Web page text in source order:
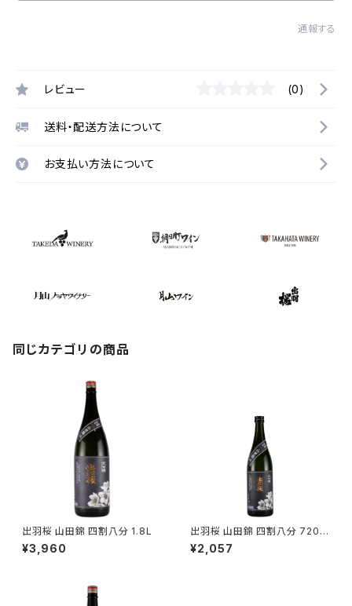
通報する
レビュー (0)
送料・配送方法について
お支払い方法について
同じカテゴリの商品
出羽桜 山田錦 四割八分 1.8L
¥3,960
出羽桜 山田錦 四割八分 720m
l¥2,057